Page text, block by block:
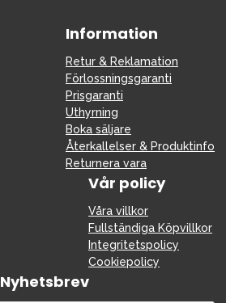
Information
Retur & Reklamation
Förlossningsgaranti
Prisgaranti
Uthyrning
Boka säljare
Återkallelser & Produktinfo
Returnera vara
Vår policy
Våra villkor
Fullständiga Köpvillkor
Integritetspolicy
Cookiepolicy
Nyhetsbrev